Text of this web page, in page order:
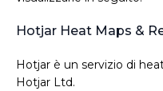
Hotjar Heat Maps &
Hotjar è un servizio di
Hotjar Ltd.